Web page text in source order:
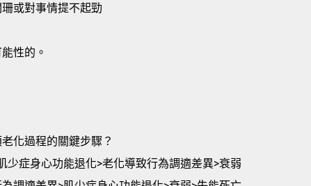
或對事情提不起勁
性的。
化過程的關鍵步驟？
少症身心功能退化>老化導致行為調適差異>衰弱